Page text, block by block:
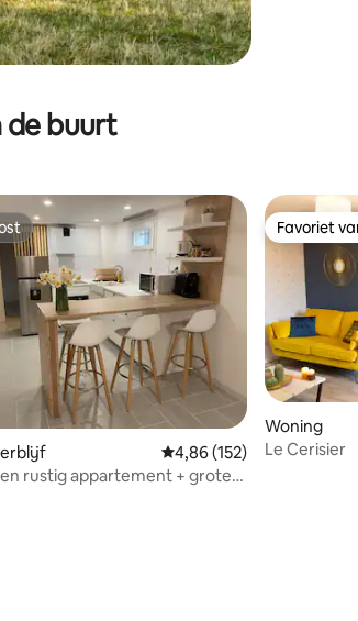
de buurt
Gemiddelde beoordeling
4,86 (152)
rustig appartement + grote
Favoriet
Favoriet
Woning
Le Cerisier